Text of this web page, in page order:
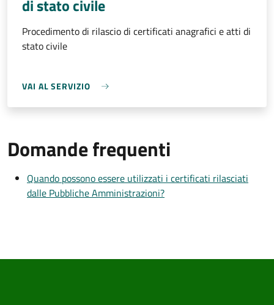
di stato civile
Procedimento di rilascio di certificati anagrafici e atti di
stato civile
VAI AL SERVIZIO
Domande frequenti
Quando possono essere utilizzati i certificati rilasciati
dalle Pubbliche Amministrazioni?